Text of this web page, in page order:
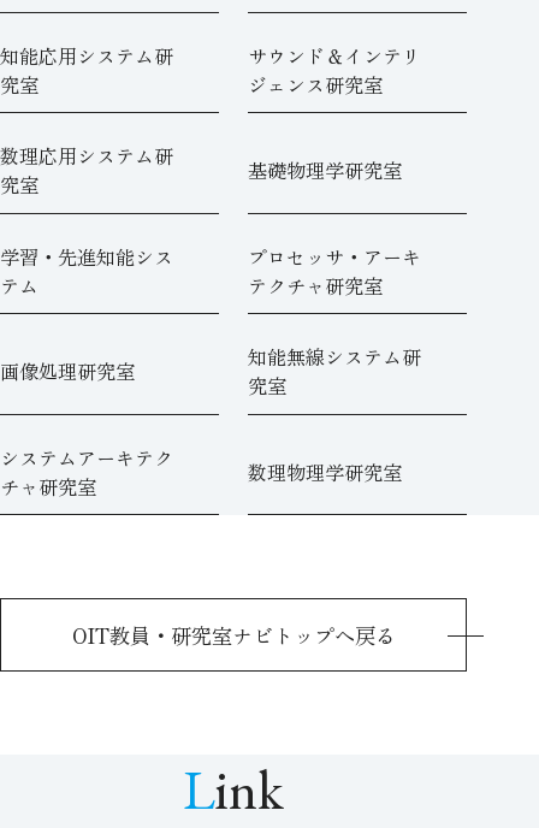
知能応用システム研
究室
サウンド＆インテリ
ジェンス研究室
数理応用システム研
究室
基礎物理学研究室
学習・先進知能シス
テム
プロセッサ・アーキ
テクチャ研究室
画像処理研究室
知能無線システム研
究室
システムアーキテク
チャ研究室
数理物理学研究室
OIT教員・研究室ナビトップへ戻る
Link